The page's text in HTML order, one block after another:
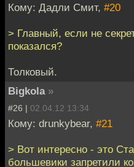
Кому: Дадли Смит, #20
> Главный, если не
показался?
Толковый.
Bigkola »
#26 | 02.04.12 13:34
Кому: drunkybear, #21
> Вот интересно - это
большевики запретили